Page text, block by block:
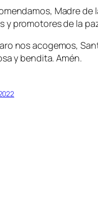
Madre
y promotores de la
nos acogemos,
y bendita. Amén.